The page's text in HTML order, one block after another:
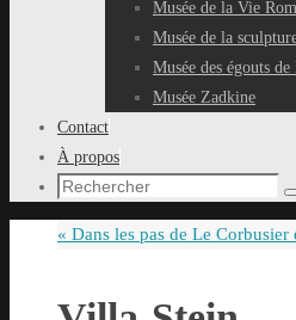
Musée de la Vie
Musée de la
Musée des égouts de
Musée Zadkine
Contact
À propos
Recherche
:
« Dans les pas de Le Corbusier